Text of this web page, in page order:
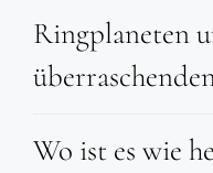
Ringplaneten
Wo ist es wie